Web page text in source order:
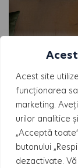
Acest site
funcționarea
marketing.
urilor analitice
„Acceptă
butonului
dezactivate.
BLOG
Apartament
potrivită